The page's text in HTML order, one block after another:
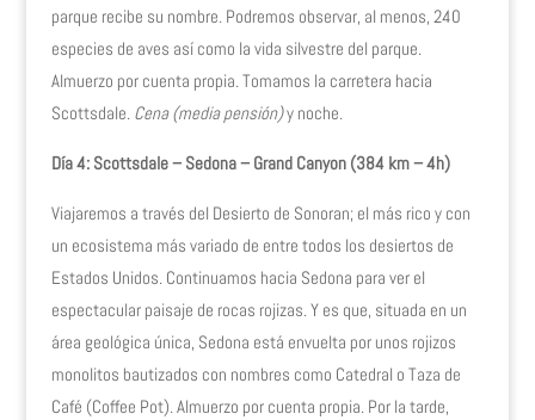
parque recibe su nombre. Podremos observar, al menos, 240
especies de aves así como la vida silvestre del parque.
Almuerzo por cuenta propia. Tomamos la carretera hacia
Scottsdale. Cena (media pensión)y noche.
Día 4: Scottsdale – Sedona – Grand Canyon (384 km – 4h)
Viajaremos a través del Desierto de Sonoran; el más rico y con
un ecosistema más variado de entre todos los desiertos de
Estados Unidos. Continuamos hacia Sedona para ver el
espectacular paisaje de rocas rojizas. Y es que, situada en un
área geológica única, Sedona está envuelta por unos rojizos
monolitos bautizados con nombres como Catedral o Taza de
Café (Coffee Pot). Almuerzo por cuenta propia. Por la tarde,